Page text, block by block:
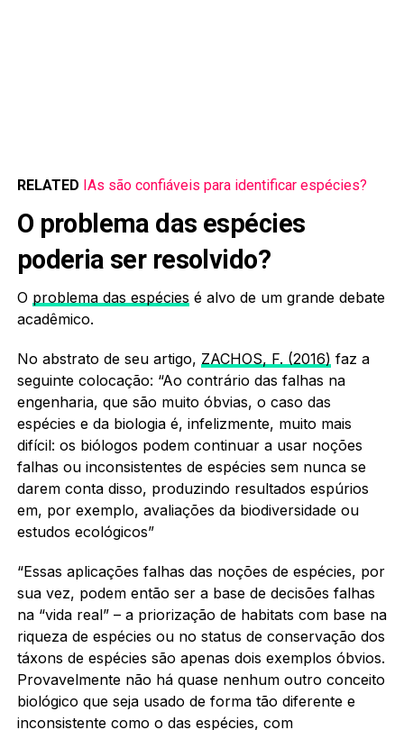
RELATED IAs são confiáveis para identificar espécies?
O problema das espécies
poderia ser resolvido?
O problema das espécies é alvo de um grande debate
acadêmico.
No abstrato de seu artigo, ZACHOS, F. (2016) faz a
seguinte colocação: “Ao contrário das falhas na
engenharia, que são muito óbvias, o caso das
espécies e da biologia é, infelizmente, muito mais
difícil: os biólogos podem continuar a usar noções
falhas ou inconsistentes de espécies sem nunca se
darem conta disso, produzindo resultados espúrios
em, por exemplo, avaliações da biodiversidade ou
estudos ecológicos”
“Essas aplicações falhas das noções de espécies, por
sua vez, podem então ser a base de decisões falhas
na “vida real” – a priorização de habitats com base na
riqueza de espécies ou no status de conservação dos
táxons de espécies são apenas dois exemplos óbvios.
Provavelmente não há quase nenhum outro conceito
biológico que seja usado de forma tão diferente e
inconsistente como o das espécies, com